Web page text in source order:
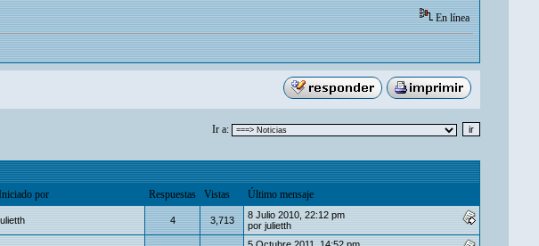
En línea
Ir a:
por Respuestas Vistas Último mensaje
4 3,713
8 Julio 2010, 22:12 pm
por julietth